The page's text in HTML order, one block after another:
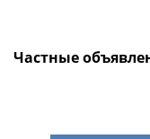
Частные